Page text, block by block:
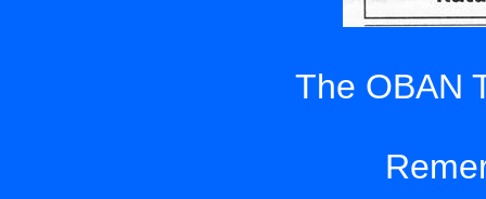
The OBAN